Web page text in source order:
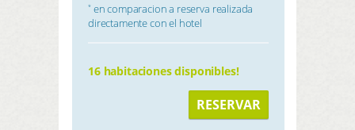
*en comparacion a reserva realizada
directamente con el hotel
16 habitaciones disponibles!
RESERVAR